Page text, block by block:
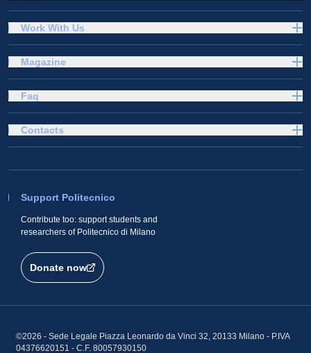
Work With Us
Magazine
Faq
Support Politecnico
Contribute too: support students and
researchers of Politecnico di Milano
Donate now
Contacts
©2026 - Sede Legale Piazza Leonardo da Vinci 32, 20133 Milano - P.IVA
04376620151 - C.F. 80057930150